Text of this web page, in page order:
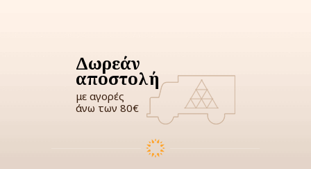
Δωρεάν
αποστολή
με αγορές
άνω των 80€